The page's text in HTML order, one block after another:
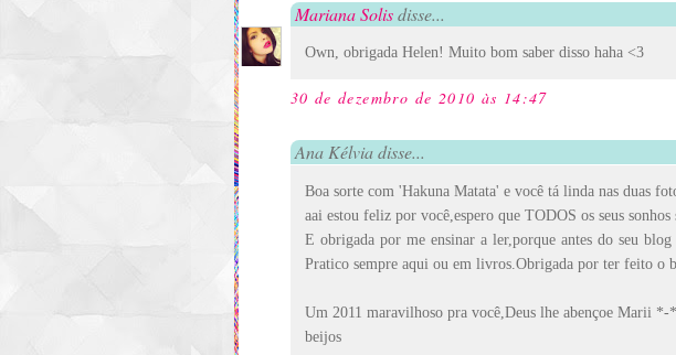
Mariana Solisdisse...
Own, obrigada Helen! Muito bom saber disso haha <3
30 de dezembro de 2010 às 14:47
Ana Kélvia disse...
Boa sorte com 'Hakuna Matata' e você tá linda nas duas
aai estou feliz por você,espero que TODOS os seus
E obrigada por me ensinar a ler,porque antes do seu
Pratico sempre aqui ou em livros.Obrigada por ter feito o
Um 2011 maravilhoso pra você,Deus lhe abençoe Marii *-*
beijos